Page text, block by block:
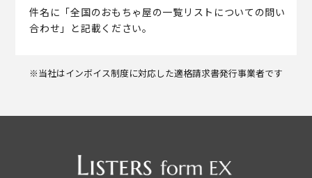
件名に「全国のおもちゃ屋の一覧リストについての問い
合わせ」と記載ください。
※当社はインボイス制度に対応した適格請求書発行事業者です